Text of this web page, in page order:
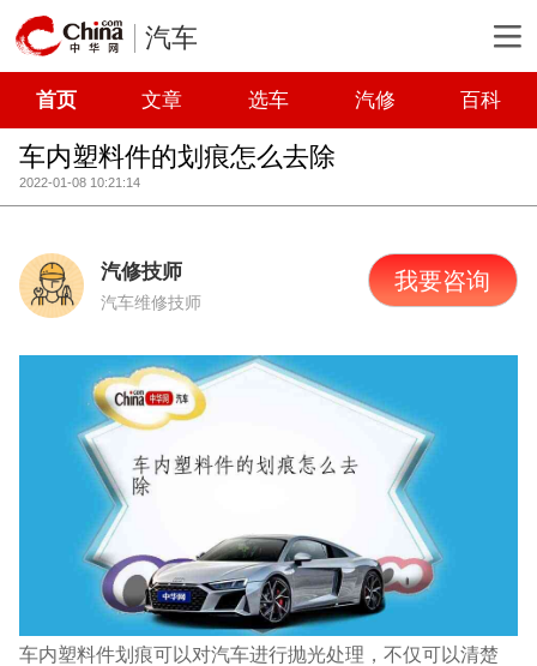
汽车
首页 文章 选车 汽修 百科
车内塑料件的划痕怎么去除
2022-01-08 10:21:14
汽修技师
汽车维修技师
我要咨询
车内塑料件划痕可以对汽车进行抛光处理，不仅可以清楚